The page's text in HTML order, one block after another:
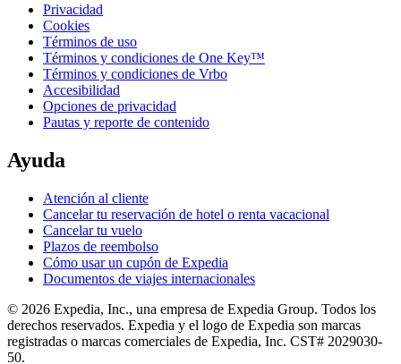
Privacidad
Cookies
Términos de uso
Términos y condiciones de One Key™
Términos y condiciones de Vrbo
Accesibilidad
Opciones de privacidad
Pautas y reporte de contenido
Ayuda
Atención al cliente
Cancelar tu reservación de hotel o renta vacacional
Cancelar tu vuelo
Plazos de reembolso
Cómo usar un cupón de Expedia
Documentos de viajes internacionales
© 2026 Expedia, Inc., una empresa de Expedia Group. Todos los
derechos reservados. Expedia y el logo de Expedia son marcas
registradas o marcas comerciales de Expedia, Inc. CST# 2029030-
50.